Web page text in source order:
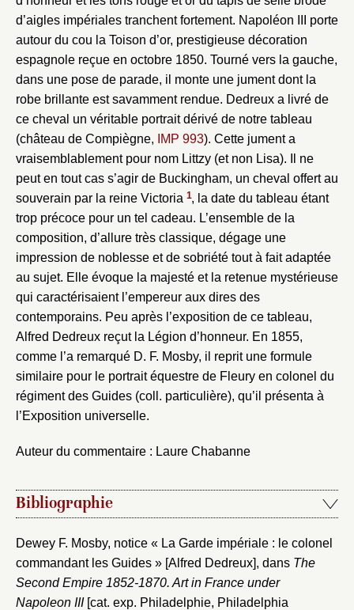
d’aigles impériales tranchent fortement. Napoléon III porte
autour du cou la Toison d’or, prestigieuse décoration
espagnole reçue en octobre 1850. Tourné vers la gauche,
dans une pose de parade, il monte une jument dont la
robe brillante est savamment rendue. Dedreux a livré de
ce cheval un véritable portrait dérivé de notre tableau
(château de Compiègne,
IMP 993). Cette jument a
vraisemblablement pour nom Littzy (et non Lisa). Il ne
peut en tout cas s’agir de Buckingham, un cheval offert au
souverain par la reine Victoria 1, la date du tableau étant
trop précoce pour un tel cadeau. L’ensemble de la
composition, d’allure très classique, dégage une
impression de noblesse et de sobriété tout à fait adaptée
au sujet. Elle évoque la majesté et la retenue mystérieuse
qui caractérisaient l’empereur aux dires des
contemporains. Peu après l’exposition de ce tableau,
Alfred Dedreux reçut la Légion d’honneur. En 1855,
comme l’a remarqué D. F. Mosby, il reprit une formule
similaire pour le portrait équestre de Fleury en colonel du
régiment des Guides (coll. particulière), qu’il présenta à
l’Exposition universelle.
Auteur du commentaire : Laure Chabanne
Bibliographie
Dewey F. Mosby, notice « La Garde impériale : le colonel
commandant les Guides » [Alfred Dedreux], dans The
Second Empire 1852-1870. Art in France under
Napoleon III[cat. exp. Philadelphie, Philadelphia
Fermer
Choix du dossier où ajouter la
notice
Nom du dossier
Valider
Nouveau dossier
Fermer
Connexion